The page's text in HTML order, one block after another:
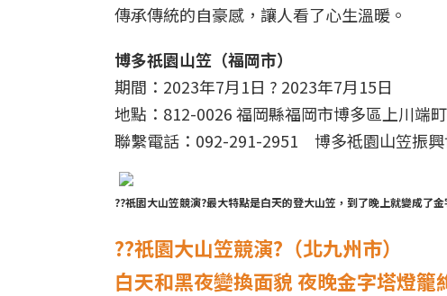
傳承傳統的自豪感，讓人看了心生溫暖。
博多祇園山笠（福岡市）
期間：2023年7月1日 ? 2023年7月15日
地點：812-0026 福岡縣福岡市博多區上川端
聯繫電話：092-291-2951 博多祗園山笠振
??祇園大山笠競演?最大特點是白天的登大山笠，到了晚上就變成了
??祇園大山笠競演?（北九州市）
白天和黑夜變換面貌 夜晚金字塔燈籠